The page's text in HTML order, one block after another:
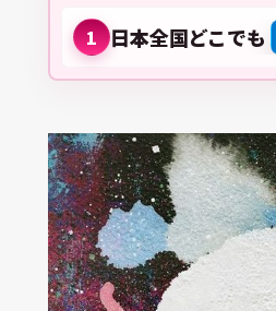
1 日本全国どこでも